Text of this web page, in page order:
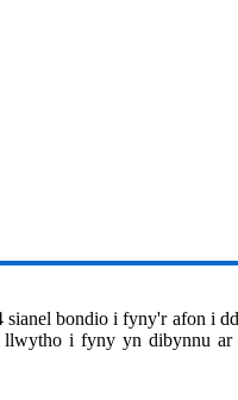
bondio i fyny'r afon i
i fyny yn dibynnu